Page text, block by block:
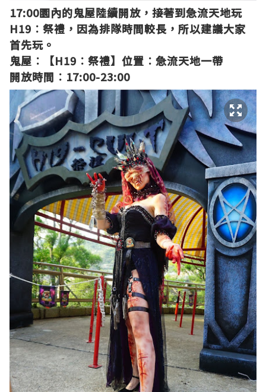
17:00園內的鬼屋陸續開放，接著到急流天地玩
H19 ︰ 祭禮，因為排隊時間較長，所以建議大家
首先玩。
鬼屋︰【H19︰ 祭禮】 位置︰急流天地一帶
開放時間︰17:00-23:00